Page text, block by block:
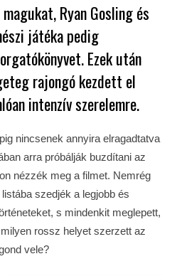
Ryan Gosling és
játéka pedig
Ezek után
rajongó kezdett el
intenzív szerelemre.
nincsenek annyira elragadtatva
arra próbálják buzdítani az
nézzék meg a filmet. Nemrég
szedjék a legjobb és
s mindenkit meglepett,
rossz helyet szerzett az
vele?